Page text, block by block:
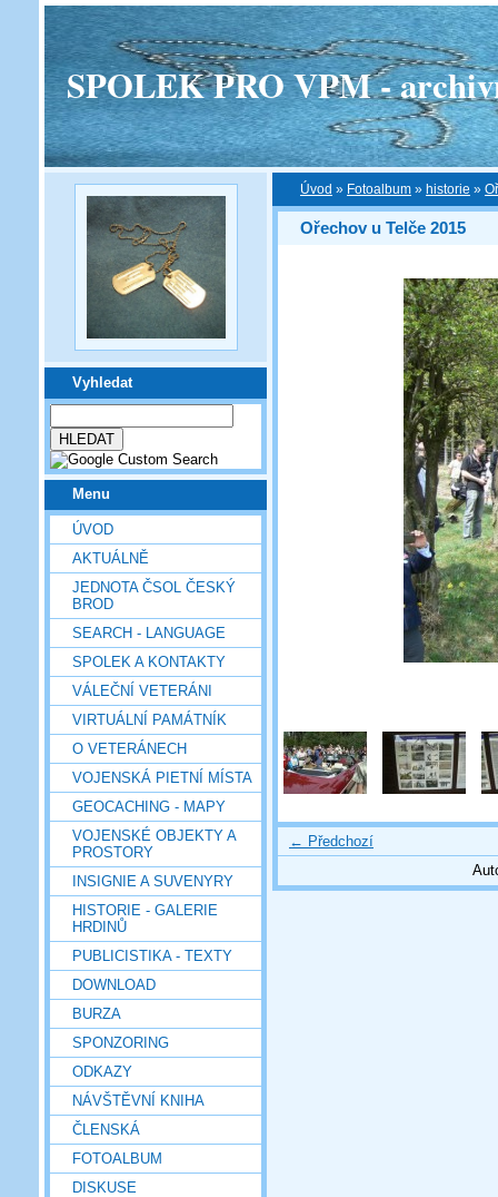
SPOLEK PRO VPM -
Vyhledat
Menu
ÚVOD
AKTUÁLNĚ
JEDNOTA ČSOL ČESKÝ
BROD
SEARCH - LANGUAGE
SPOLEK A KONTAKTY
VÁLEČNÍ VETERÁNI
VIRTUÁLNÍ PAMÁTNÍK
O VETERÁNECH
VOJENSKÁ PIETNÍ MÍSTA
GEOCACHING - MAPY
VOJENSKÉ OBJEKTY A
PROSTORY
INSIGNIE A SUVENYRY
HISTORIE - GALERIE
HRDINŮ
PUBLICISTIKA - TEXTY
DOWNLOAD
BURZA
SPONZORING
ODKAZY
NÁVŠTĚVNÍ KNIHA
ČLENSKÁ
FOTOALBUM
DISKUSE
Úvod » Fotoalbum » historie »
Ořechov u Telče 2015
← Předchozí